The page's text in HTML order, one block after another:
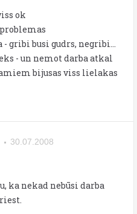
ok
gribi busi gudrs, negribi...
- un nemot darba atkal
bijusas viss lielakas
30.07.2008
ka nekad nebūsi darba